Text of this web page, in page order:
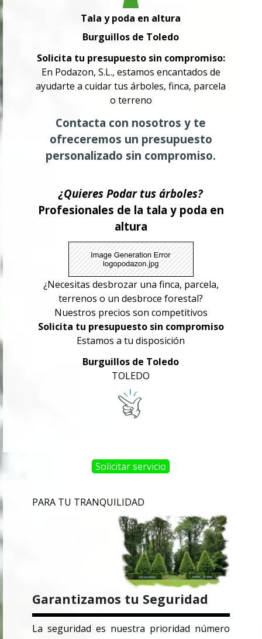
Tala y poda en altura
Burguillos de Toledo
Solicita tu presupuesto sin compromiso:
En Podazon, S.L., estamos encantados de
ayudarte a cuidar tus árboles, finca, parcela
o terreno
Contacta con nosotros y te
ofreceremos un presupuesto
personalizado sin compromiso.
¿Quieres Podar tus árboles?
Profesionales de la tala y poda en
altura
¿Necesitas desbrozar una finca, parcela,
terrenos o un desbroce forestal?
Nuestros precios son competitivos
Solicita tu presupuesto sin compromiso
Estamos a tu disposición
Burguillos de Toledo
TOLEDO
Solicitar servicio
PARA TU TRANQUILIDAD
Garantizamos tu Seguridad
La seguridad es nuestra prioridad número